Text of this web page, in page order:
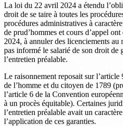
La loi du 22 avril 2024 a étendu
droit de se taire à toutes les
procédures administratives à
de prud’hommes et cours d’appel
2024, à annuler des licenciements
pas informé le salarié de son droit de
l’entretien préalable.
Le raisonnement reposait sur
de l’homme et du citoyen de 1789
l’article 6 de la Convention
à un procès équitable). Certaines
l’entretien préalable avait un
l’application de ces garanties.